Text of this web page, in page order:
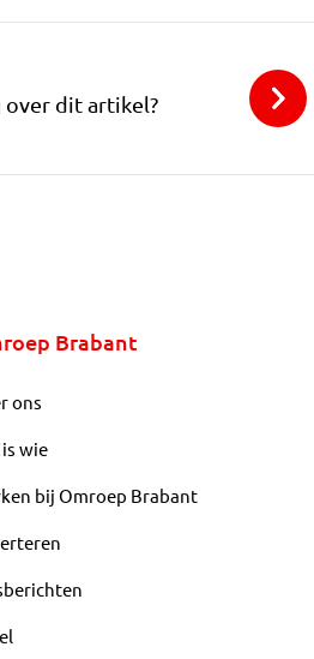
over dit artikel?
Brabant
ons
wie
bij Omroep Brabant